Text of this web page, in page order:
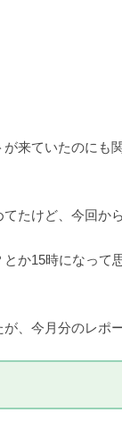
来ていたのに
たけど、今回
か15時になっ
、今月分のレ